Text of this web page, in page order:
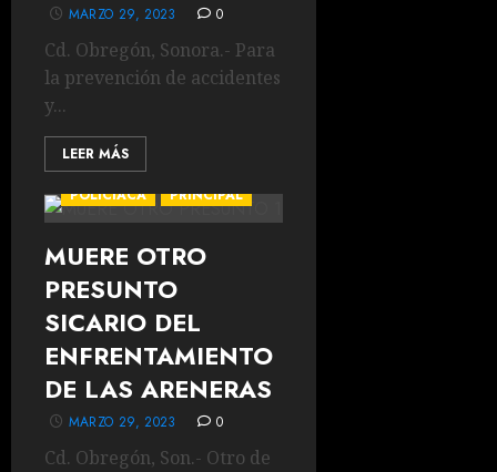
MARZO 29, 2023 0
Cd. Obregón, Sonora.- Para
la prevención de accidentes
y...
LEER MÁS
POLICIACA PRINCIPAL
MUERE OTRO
PRESUNTO
SICARIO DEL
ENFRENTAMIENTO
DE LAS ARENERAS
MARZO 29, 2023 0
Cd. Obregón, Son.- Otro de